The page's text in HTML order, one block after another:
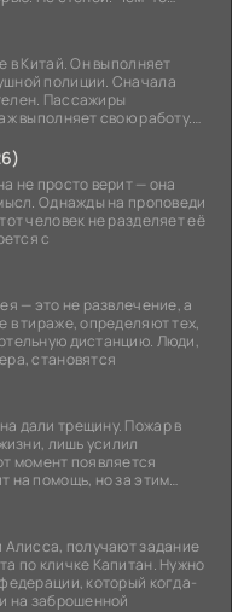
в Китай. Он выполняет
полиции. Сначала
Пассажиры
выполняет свою работу.
не просто верит — она
Однажды на проповеди
человек не разделяет её
с
— это не развлечение, а
в тираже, определяют тех,
дистанцию. Люди,
становятся
дали трещину. Пожар в
лишь усилил
момент появляется
на помощь, но за этим
Алисса, получают задание
по кличке Капитан. Нужно
который когда-
на заброшенной